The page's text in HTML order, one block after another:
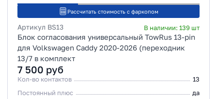
Рассчитать стоимость с фаркопом
Артикул BS13 В наличии: 139 шт
Блок согласования универсальный TowRus 13-pin
для Volkswagen Caddy 2020-2026 (переходник
13/7 в комплект
7 500 руб
Кол-во контактов
13
Постоянный плюс
да